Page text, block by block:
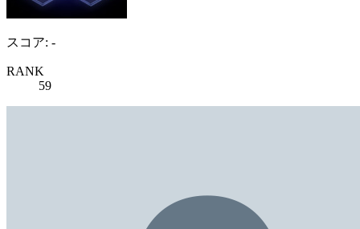
スコア: -
RANK
59